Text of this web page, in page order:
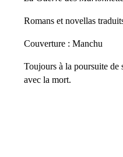
Romans et novellas
Couverture : Manchu
Toujours à la poursuite de
avec la mort.